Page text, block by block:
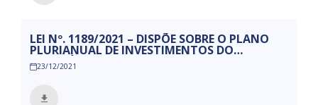
LEI Nº. 1189/2021 – DISPÕE SOBRE O PLANO
PLURIANUAL DE INVESTIMENTOS DO
MUNICÍPIO DE MAMANGUAPE PARA O
PERÍODO DE 2022 A 2025, E DÁ OUTRAS
PROVIDÊNCIAS.
23/12/2021